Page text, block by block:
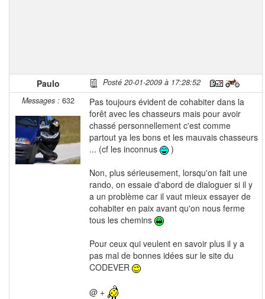
Paulo
Posté 20-01-2009 à 17:28:52
Messages : 632
Pas toujours évident de cohabiter dans la
forêt avec les chasseurs mais pour avoir
chassé personnellement c'est comme
partout ya les bons et les mauvais chasseurs
... (cf les inconnus
)
Non, plus sérieusement, lorsqu'on fait une
rando, on essaie d'abord de dialoguer si il y
a un problème car il vaut mieux essayer de
cohabiter en paix avant qu'on nous ferme
tous les chemins
Pour ceux qui veulent en savoir plus il y a
pas mal de bonnes idées sur le site du
CODEVER
@ +